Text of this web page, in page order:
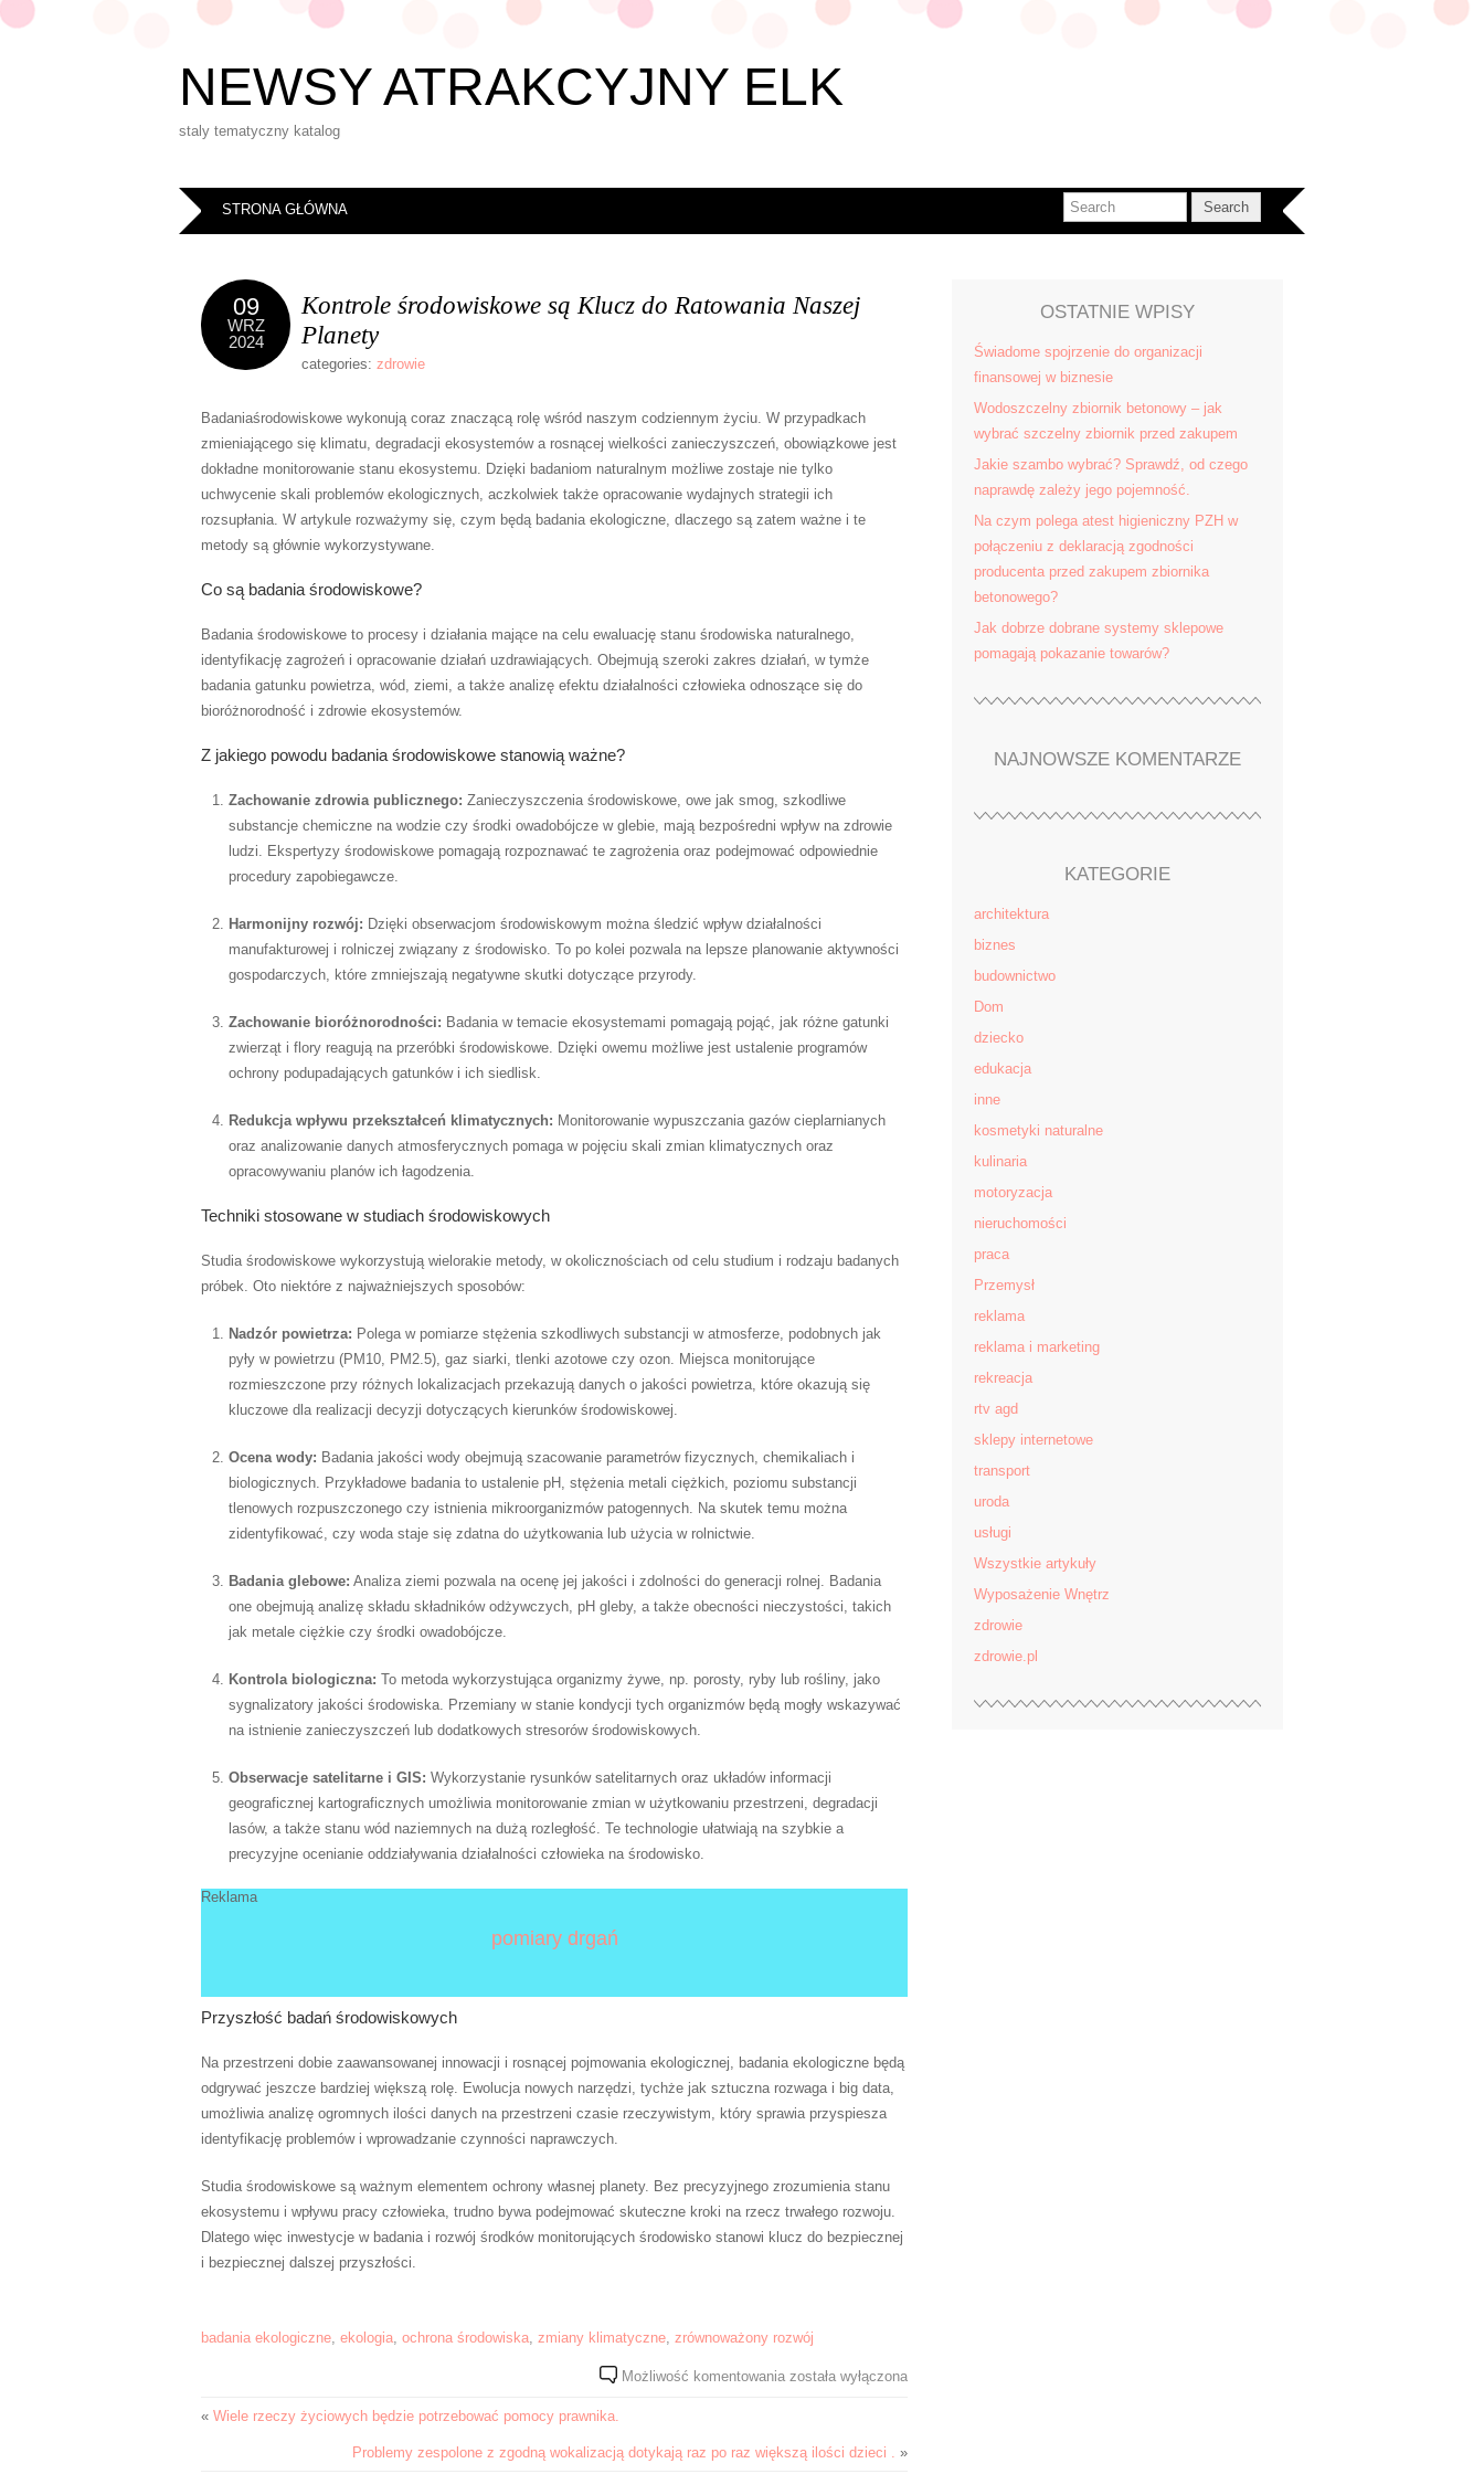
NEWSY ATRAKCYJNY ELK
staly tematyczny katalog
STRONA GŁÓWNA
09
WRZ
2024
Kontrole środowiskowe są Klucz do Ratowania Naszej
Planety
categories: zdrowie
Badaniaśrodowiskowe wykonują coraz znaczącą rolę wśród naszym codziennym życiu. W przypadkach
zmieniającego się klimatu, degradacji ekosystemów a rosnącej wielkości zanieczyszczeń, obowiązkowe jest
dokładne monitorowanie stanu ekosystemu. Dzięki badaniom naturalnym możliwe zostaje nie tylko
uchwycenie skali problemów ekologicznych, aczkolwiek także opracowanie wydajnych strategii ich
rozsupłania. W artykule rozważymy się, czym będą badania ekologiczne, dlaczego są zatem ważne i te
metody są głównie wykorzystywane.
Co są badania środowiskowe?
Badania środowiskowe to procesy i działania mające na celu ewaluację stanu środowiska naturalnego,
identyfikację zagrożeń i opracowanie działań uzdrawiających. Obejmują szeroki zakres działań, w tymże
badania gatunku powietrza, wód, ziemi, a także analizę efektu działalności człowieka odnoszące się do
bioróżnorodność i zdrowie ekosystemów.
Z jakiego powodu badania środowiskowe stanowią ważne?
Zachowanie zdrowia publicznego: Zanieczyszczenia środowiskowe, owe jak smog, szkodliwe
substancje chemiczne na wodzie czy środki owadobójcze w glebie, mają bezpośredni wpływ na zdrowie
ludzi. Ekspertyzy środowiskowe pomagają rozpoznawać te zagrożenia oraz podejmować odpowiednie
procedury zapobiegawcze.
Harmonijny rozwój: Dzięki obserwacjom środowiskowym można śledzić wpływ działalności
manufakturowej i rolniczej związany z środowisko. To po kolei pozwala na lepsze planowanie aktywności
gospodarczych, które zmniejszają negatywne skutki dotyczące przyrody.
Zachowanie bioróżnorodności: Badania w temacie ekosystemami pomagają pojąć, jak różne gatunki
zwierząt i flory reagują na przeróbki środowiskowe. Dzięki owemu możliwe jest ustalenie programów
ochrony podupadających gatunków i ich siedlisk.
Redukcja wpływu przekształceń klimatycznych: Monitorowanie wypuszczania gazów cieplarnianych
oraz analizowanie danych atmosferycznych pomaga w pojęciu skali zmian klimatycznych oraz
opracowywaniu planów ich łagodzenia.
Techniki stosowane w studiach środowiskowych
Studia środowiskowe wykorzystują wielorakie metody, w okolicznościach od celu studium i rodzaju badanych
próbek. Oto niektóre z najważniejszych sposobów:
Nadzór powietrza: Polega w pomiarze stężenia szkodliwych substancji w atmosferze, podobnych jak
pyły w powietrzu (PM10, PM2.5), gaz siarki, tlenki azotowe czy ozon. Miejsca monitorujące
rozmieszczone przy różnych lokalizacjach przekazują danych o jakości powietrza, które okazują się
kluczowe dla realizacji decyzji dotyczących kierunków środowiskowej.
Ocena wody: Badania jakości wody obejmują szacowanie parametrów fizycznych, chemikaliach i
biologicznych. Przykładowe badania to ustalenie pH, stężenia metali ciężkich, poziomu substancji
tlenowych rozpuszczonego czy istnienia mikroorganizmów patogennych. Na skutek temu można
zidentyfikować, czy woda staje się zdatna do użytkowania lub użycia w rolnictwie.
Badania glebowe: Analiza ziemi pozwala na ocenę jej jakości i zdolności do generacji rolnej. Badania
one obejmują analizę składu składników odżywczych, pH gleby, a także obecności nieczystości, takich
jak metale ciężkie czy środki owadobójcze.
Kontrola biologiczna: To metoda wykorzystująca organizmy żywe, np. porosty, ryby lub rośliny, jako
sygnalizatory jakości środowiska. Przemiany w stanie kondycji tych organizmów będą mogły wskazywać
na istnienie zanieczyszczeń lub dodatkowych stresorów środowiskowych.
Obserwacje satelitarne i GIS: Wykorzystanie rysunków satelitarnych oraz układów informacji
geograficznej kartograficznych umożliwia monitorowanie zmian w użytkowaniu przestrzeni, degradacji
lasów, a także stanu wód naziemnych na dużą rozległość. Te technologie ułatwiają na szybkie a
precyzyjne ocenianie oddziaływania działalności człowieka na środowisko.
Reklama
pomiary drgań
Przyszłość badań środowiskowych
Na przestrzeni dobie zaawansowanej innowacji i rosnącej pojmowania ekologicznej, badania ekologiczne będą
odgrywać jeszcze bardziej większą rolę. Ewolucja nowych narzędzi, tychże jak sztuczna rozwaga i big data,
umożliwia analizę ogromnych ilości danych na przestrzeni czasie rzeczywistym, który sprawia przyspiesza
identyfikację problemów i wprowadzanie czynności naprawczych.
Studia środowiskowe są ważnym elementem ochrony własnej planety. Bez precyzyjnego zrozumienia stanu
ekosystemu i wpływu pracy człowieka, trudno bywa podejmować skuteczne kroki na rzecz trwałego rozwoju.
Dlatego więc inwestycje w badania i rozwój środków monitorujących środowisko stanowi klucz do bezpiecznej
i bezpiecznej dalszej przyszłości.
badania ekologiczne, ekologia, ochrona środowiska, zmiany klimatyczne, zrównoważony rozwój
Możliwość komentowania Kontrole
Klucz
została wyłączona
« Wiele rzeczy życiowych będzie potrzebować pomocy prawnika.
Problemy zespolone z zgodną wokalizacją dotykają raz po raz większą ilości dzieci . »
OSTATNIE WPISY
Świadome spojrzenie do organizacji
finansowej w biznesie
Wodoszczelny zbiornik betonowy – jak
wybrać szczelny zbiornik przed zakupem
Jakie szambo wybrać? Sprawdź, od czego
naprawdę zależy jego pojemność.
Na czym polega atest higieniczny PZH w
połączeniu z deklaracją zgodności
producenta przed zakupem zbiornika
betonowego?
Jak dobrze dobrane systemy sklepowe
pomagają pokazanie towarów?
NAJNOWSZE KOMENTARZE
KATEGORIE
architektura
biznes
budownictwo
Dom
dziecko
edukacja
inne
kosmetyki naturalne
kulinaria
motoryzacja
nieruchomości
praca
Przemysł
reklama
reklama i marketing
rekreacja
rtv agd
sklepy internetowe
transport
uroda
usługi
Wszystkie artykuły
Wyposażenie Wnętrz
zdrowie
zdrowie.pl